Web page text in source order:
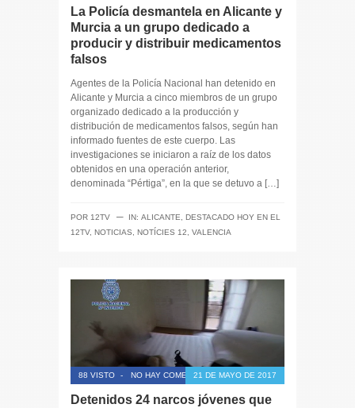
La Policía desmantela en Alicante y
Murcia a un grupo dedicado a
producir y distribuir medicamentos
falsos
Agentes de la Policía Nacional han detenido en
Alicante y Murcia a cinco miembros de un grupo
organizado dedicado a la producción y
distribución de medicamentos falsos, según han
informado fuentes de este cuerpo. Las
investigaciones se iniciaron a raíz de los datos
obtenidos en una operación anterior,
denominada “Pértiga”, en la que se detuvo a […]
POR 12TV ─ IN: ALICANTE
DESTACADO HOY EN EL
12TV, NOTICIAS NOTÍCIES 12 VALENCIA
88 VISTO - NO HAY COMENTARIOS21 DE MAYO DE 2017
Detenidos 24 narcos jóvenes que